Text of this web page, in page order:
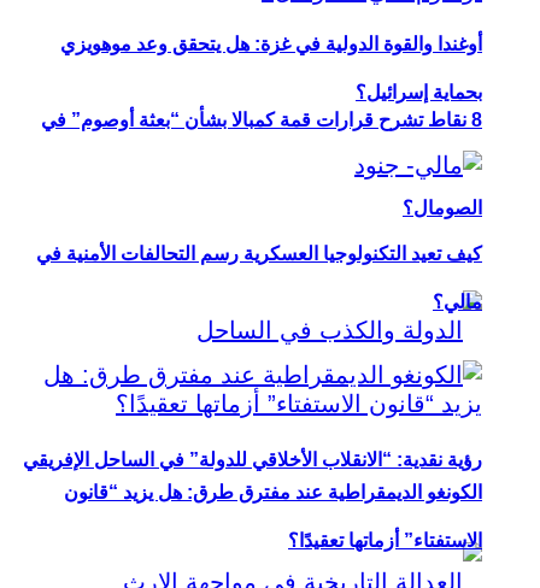
8 نقاط تشرح قرارات قمة كمبالا بشأن “بعثة أوصوم” في
الصومال؟
رؤية نقدية: “الانقلاب الأخلاقي للدولة” في الساحل الإفريقي
أوغندا والقوة الدولية في غزة: هل يتحقق وعد موهويزي
بحماية إسرائيل؟
كيف تعيد التكنولوجيا العسكرية رسم التحالفات الأمنية في
مالي؟
الكونغو الديمقراطية عند مفترق طرق: هل يزيد “قانون
الاستفتاء” أزماتها تعقيدًا؟